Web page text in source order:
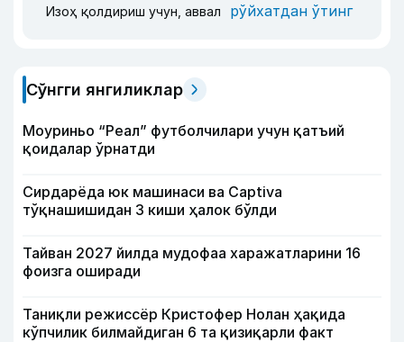
Изоҳ қолдириш учун, аввал рўйхатдан ўтинг
Сўнгги янгиликлар
Моуриньо “Реал” футболчилари учун қатъий
қоидалар ўрнатди
Сирдарёда юк машинаси ва Captiva
тўқнашишидан 3 киши ҳалок бўлди
Тайван 2027 йилда мудофаа харажатларини 16
фоизга оширади
Таниқли режиссёр Кристофер Нолан ҳақида
кўпчилик билмайдиган 6 та қизиқарли факт